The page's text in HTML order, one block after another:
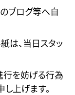
ブログ等へ自
は、当日スタッ
行を妨げる行為
上げます。